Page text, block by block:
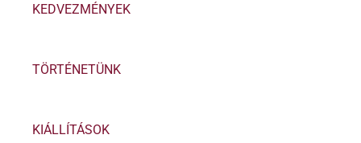
KEDVEZMÉNYEK
TÖRTÉNETÜNK
KIÁLLÍTÁSOK